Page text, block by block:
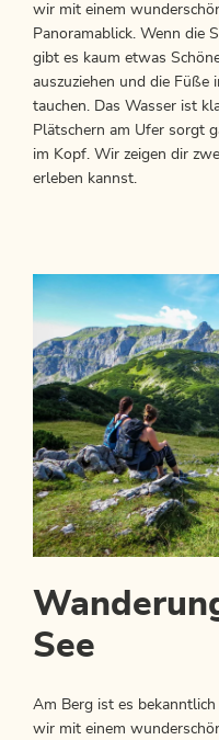
wir mit einem
Panoramablick. Wenn die
gibt es kaum etwas
auszuziehen und die Füße
tauchen. Das Wasser ist
Plätschern am Ufer sorgt
im Kopf. Wir zeigen dir
erleben kannst.
See
Am Berg ist es
wir mit einem